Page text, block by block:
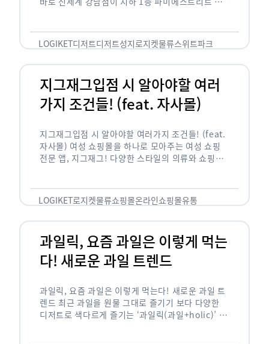
LOGIKET디저트디저트성지로지켓물류스위트파크
지그재그입점 시 알아야할 여러
가지 조건들! (feat. 자사몰)
지그재그입점 시 알아야할 여러가지 조건들! (feat.
자사몰) 여성 쇼핑몰을 하나로 모아주는 여성 쇼핑
전문 앱, 지그재그! 다양한 스타일의 의류와 쇼핑몰
LOGIKET로지켓물류쇼핑몰온라인쇼핑몰유통
과일릭, 요즘 과일은 이렇게 먹는
다! 새로운 과일 트렌드
과일릭, 요즘 과일은 이렇게 먹는다! 새로운 과일 트
렌드 최근 과일을 원물 그대로 즐기기 보다 다양한
디저트로 색다르게 즐기는 ‘과일릭(과일+holic)’ 트